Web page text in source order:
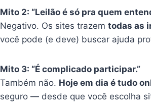
Mito 2: “Leilão é só pra quem
Negativo. Os sites trazemtodas as
você pode (e deve) buscar ajuda
Mito 3: “É complicado participar.”
Também não. Hoje em dia é tudo
seguro — desde que você escolha